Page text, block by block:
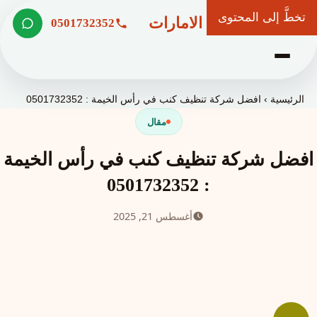
تخطَّ إلى المحتوى
شركة وعد الامارات 0501732352
الرئيسية ›افضل شركة تنظيف كنب في رأس الخيمة : 0501732352
مقال
افضل شركة تنظيف كنب في رأس الخيمة
: 0501732352
أغسطس 21, 2025